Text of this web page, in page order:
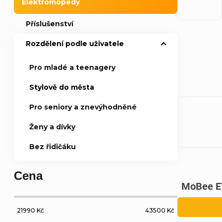
n
e
l
Elektromopedy
Příslušenství
Rozdělení podle uživatele
Pro mladé a teenagery
Stylově do města
Pro seniory a znevýhodněné
Ženy a dívky
Bez řidičáku
Cena
21990 Kč 43500 Kč p
i
MoBee